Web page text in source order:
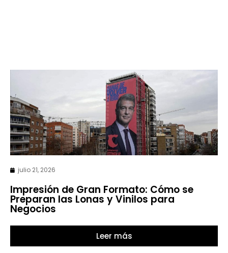
julio 21, 2026
Impresión de Gran Formato: Cómo se
Preparan las Lonas y Vinilos para
Negocios
Leer más